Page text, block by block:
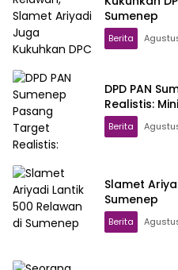
Sumenep
Berita
DPD PAN
Realistis:
Berita
Slamet
Sumenep
Berita